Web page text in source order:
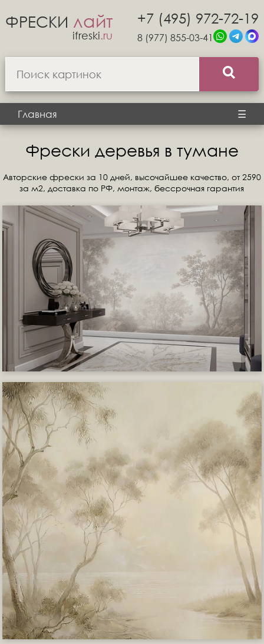
ФРЕСКИ лайт
ifreski.ru
+7 (495) 972-72-19
8 (977) 855-03-41
Главная ☰
Фрески деревья в тумане
Авторские фрески за 10 дней, высочайшее качество, от 2590
за м2, доставка по РФ, монтаж, бессрочная гарантия